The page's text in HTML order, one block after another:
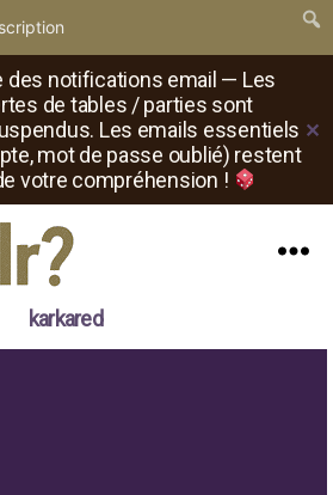
des notifications email — Les
de tables / parties sont
Les emails essentiels
mot de passe oublié) restent
votre compréhension !
✕
karkared